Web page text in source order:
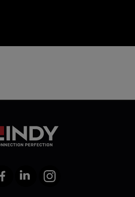
LinkedIn Instagram